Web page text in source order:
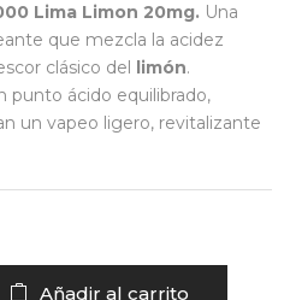
Lima Limon 20mg. Una
que mezcla la acidez
clásico del limón.
punto ácido equilibrado,
un vapeo ligero, revitalizante
Añadir al carrito